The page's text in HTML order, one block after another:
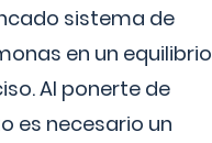
sistema de
en un equilibrio
Al ponerte de
es necesario un